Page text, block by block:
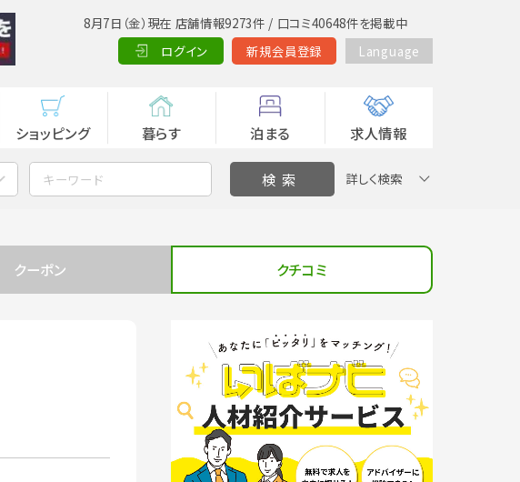
8月7日（金）現在 店舗情報9273件 / 口コミ40648件を掲載中
ログイン
新規会員登録 Language
ショッピング 暮らす 泊まる 求人情報
詳しく検索
クーポン クチコミ